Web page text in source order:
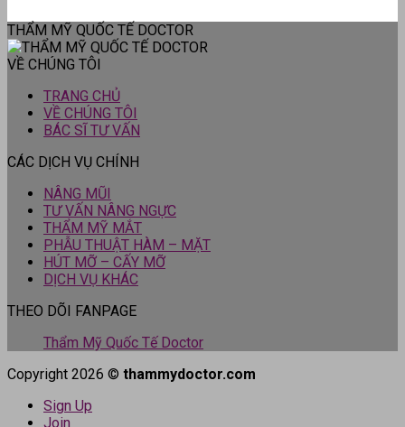
THẨM MỸ QUỐC TẾ DOCTOR
VỀ CHÚNG TÔI
TRANG CHỦ
VỀ CHÚNG TÔI
BÁC SĨ TƯ VẤN
CÁC DỊCH VỤ CHÍNH
NÂNG MŨI
TƯ VẤN NÂNG NGỰC
THẨM MỸ MẮT
PHẪU THUẬT HÀM – MẶT
HÚT MỠ – CẤY MỠ
DỊCH VỤ KHÁC
THEO DÕI FANPAGE
Thẩm Mỹ Quốc Tế Doctor
Copyright 2026 © thammydoctor.com
Sign Up
Join